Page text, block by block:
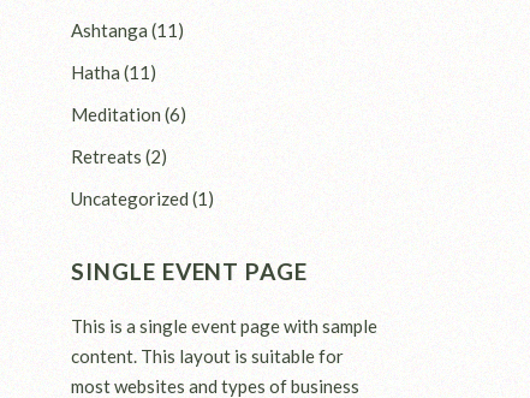
Ashtanga(11)
Hatha(11)
Meditation(6)
Retreats (2)
Uncategorized(1)
SINGLE EVENT PAGE
This is a single event page with sample
content. This layout is suitable for
most websites and types of business